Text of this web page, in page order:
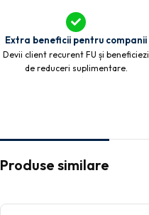
Extra beneficii pentru companii
Devii client recurent FU și beneficiezi
de reduceri suplimentare.
Produse similare